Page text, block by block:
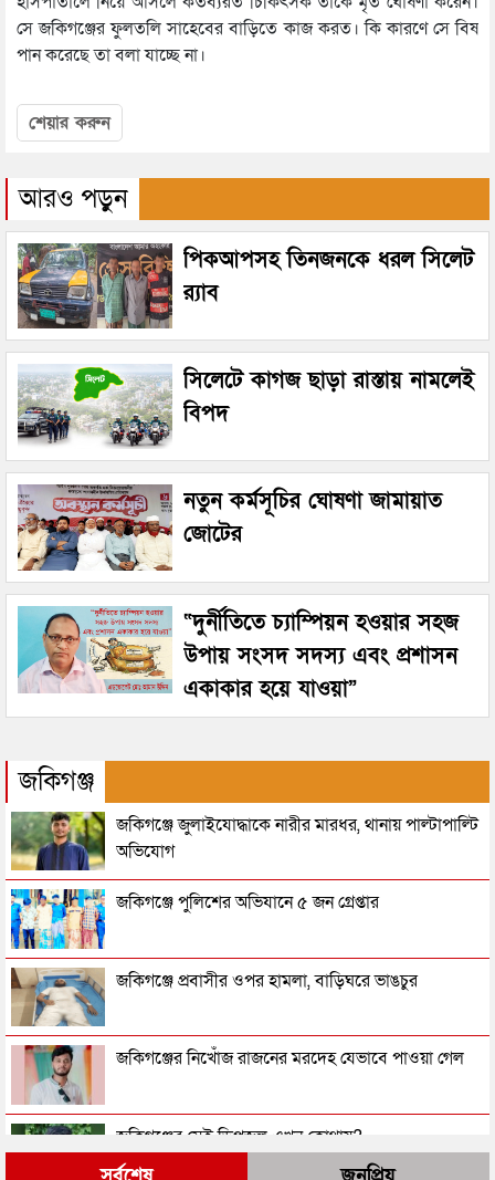
সে জকিগঞ্জের ফুলতলি সাহেবের বাড়িতে কাজ করত। কি কারণে সে বিষ
পান করেছে তা বলা যাচ্ছে না।
শেয়ার করুন
আরও পড়ুন
পিকআপসহ তিনজনকে ধরল সিলেট
র‌্যাব
সিলেটে কাগজ ছাড়া রাস্তায় নামলেই
বিপদ
নতুন কর্মসূচির ঘোষণা জামায়াত
জোটের
“দুর্নীতিতে চ্যাম্পিয়ন হওয়ার সহজ
উপায় সংসদ সদস্য এবং প্রশাসন
একাকার হয়ে যাওয়া”
জকিগঞ্জ
জকিগঞ্জে জুলাইযোদ্ধাকে নারীর মারধর, থানায় পাল্টাপাল্টি
অভিযোগ
জকিগঞ্জে পুলিশের অভিযানে ৫ জন গ্রেপ্তার
জকিগঞ্জে প্রবাসীর ওপর হামলা, বাড়িঘরে ভাঙচুর
জকিগঞ্জের নিখোঁজ রাজনের মরদেহ যেভাবে পাওয়া গেল
জকিগঞ্জের সেই ডিপজল এখন কোথায়?